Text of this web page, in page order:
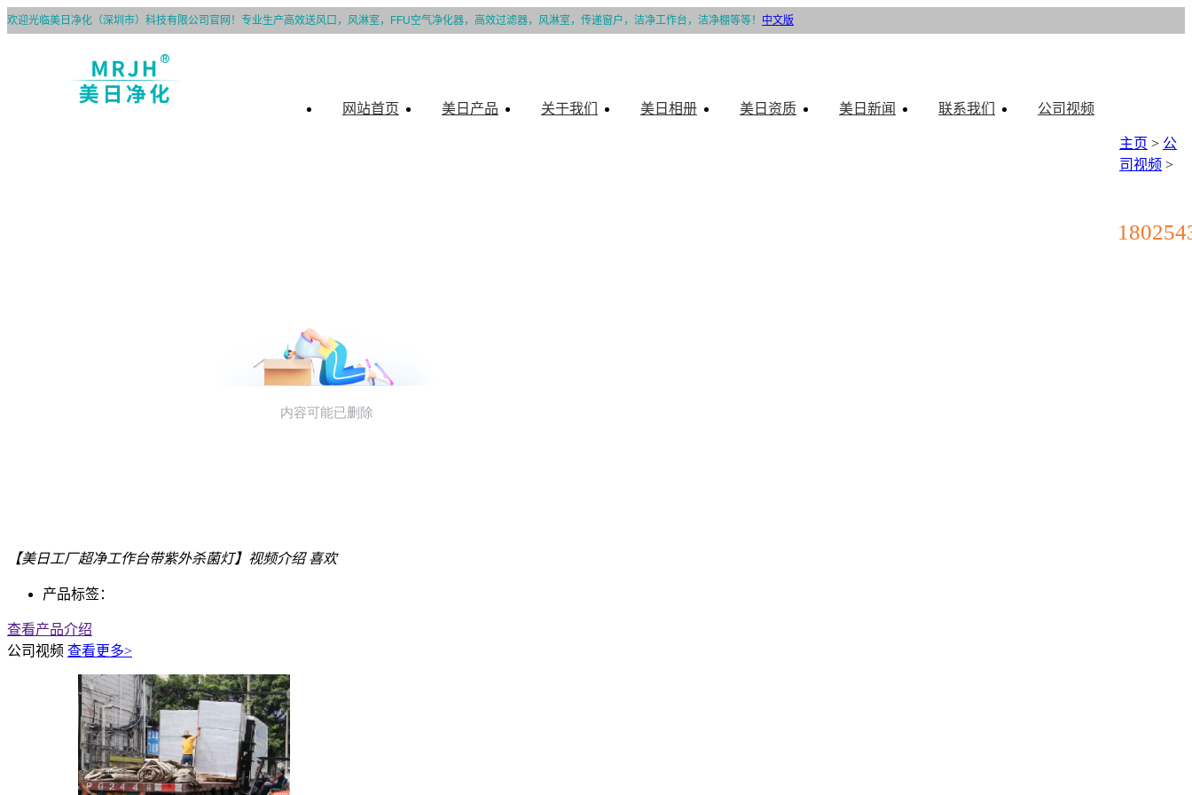
欢迎光临美日净化（深圳市）科技有限公司官网！专业生产高效送风口，风淋室，FFU空气净化器，高效过滤器，风淋室，传递窗户，洁净工作台，洁净棚等等！ 中文版
网站首页 美日产品 关于我们 美日相册 美日资质 美日新闻 联系我们 公司视频
主页 > 公
司视频 >
【美日工厂超净工作台带紫外杀菌灯】视频介绍 喜欢
产品标签：
查看产品介绍
公司视频 查看更多>